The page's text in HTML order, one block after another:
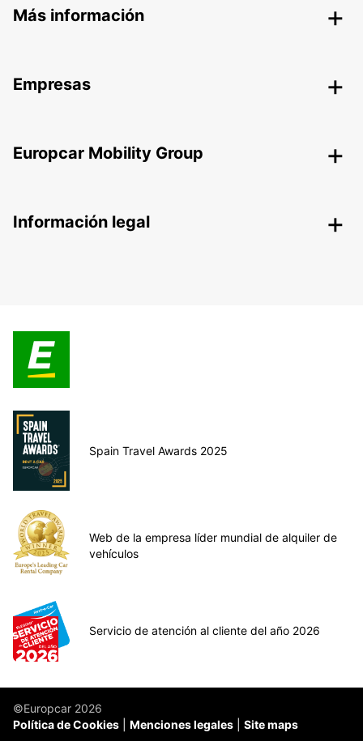
Más información
Empresas
Europcar Mobility Group
Información legal
Spain Travel Awards 2025
Web de la empresa líder mundial de alquiler de
vehículos
Servicio de atención al cliente del año 2026
©Europcar 2026
Política de Cookies
Menciones legales Site maps